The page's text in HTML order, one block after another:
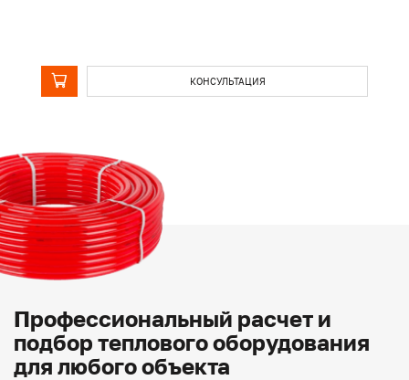
КОНСУЛЬТАЦИЯ
Профессиональный расчет и
подбор теплового оборудования
для любого объекта